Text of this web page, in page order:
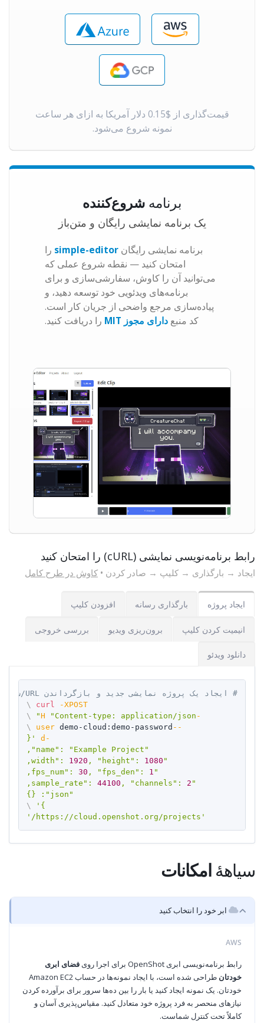
قیمت‌گذاری از $0.15 دلار آمریکا به ازای هر ساعت
نمونه شروع می‌شود.
برنامه شروع‌کننده
یک برنامه نمایشی رایگان و متن‌باز
برنامه نمایشی رایگان simple-editor را
امتحان کنید — نقطه شروع عملی که
می‌توانید آن را کاوش، سفارشی‌سازی و برای
برنامه‌های ویدئویی خود توسعه دهید، و
پیاده‌سازی مرجع واضحی از جریان کار است.
کد منبع دارای مجوز MIT را دریافت کنید.
رابط برنامه‌نویسی نمایشی (cURL) را امتحان کنید
ایجاد → بارگذاری → کلیپ → صادر کردن • کاوش در طرح کامل
ایجاد پروژه بارگذاری رسانه افزودن کلیپ
انیمیت کردن کلیپ برون‌ریزی ویدیو بررسی خروجی
دانلود ویدئو
# ایجاد یک پروژه نمایشی جدید و بازگرداندن URL/شناسه پروژه آن.
curl
-XPOST
\
-H
"Content-type: application/json"
\
--user
demo-cloud:demo-password
\
-d
    "width":
1920 , "height": 1080
    "fps_num":
30 , "fps_den": 1
    "sample_rate":
44100 , "channels": 2
  }'
\
'https://cloud.openshot.org/projects/'
Copy
سیاههٔ امکانات
ابر خود را انتخاب کنید
AWS
رابط برنامه‌نویسی ابری OpenShot برای اجرا روی
فضای ابری
خودتان
طراحی شده است، با ایجاد نمونه‌ها در حساب Amazon EC2
خودتان. یک نمونه ایجاد کنید یا بار را بین ده‌ها سرور برای برآورده کردن
نیازهای منحصر به فرد پروژه خود متعادل کنید. مقیاس‌پذیری آسان و
کاملاً تحت کنترل شماست.